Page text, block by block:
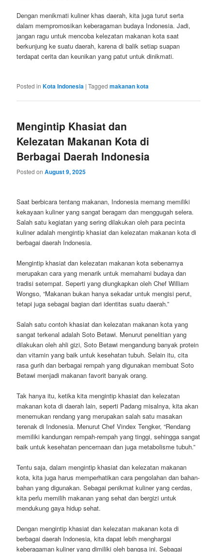
Dengan menikmati kuliner khas daerah, kita juga turut serta
dalam mempromosikan keberagaman budaya Indonesia. Jadi,
jangan ragu untuk mencoba kelezatan makanan kota saat
berkunjung ke suatu daerah, karena di balik setiap suapan
terdapat cerita dan keunikan yang patut untuk dinikmati.
Posted in Kota Indonesia |Tagged makanan kota
Mengintip Khasiat dan
Kelezatan Makanan Kota di
Berbagai Daerah Indonesia
Posted onAugust 9, 2025
Saat berbicara tentang makanan, Indonesia memang memiliki
kekayaan kuliner yang sangat beragam dan menggugah selera.
Salah satu kegiatan yang sering dilakukan oleh para pecinta
kuliner adalah mengintip khasiat dan kelezatan makanan kota di
berbagai daerah Indonesia.
Mengintip khasiat dan kelezatan makanan kota sebenarnya
merupakan cara yang menarik untuk memahami budaya dan
tradisi setempat. Seperti yang diungkapkan oleh Chef William
Wongso, “Makanan bukan hanya sekadar untuk mengisi perut,
tetapi juga sebagai bagian dari identitas suatu daerah.”
Salah satu contoh khasiat dan kelezatan makanan kota yang
sangat terkenal adalah Soto Betawi. Menurut penelitian yang
dilakukan oleh ahli gizi, Soto Betawi mengandung banyak protein
dan vitamin yang baik untuk kesehatan tubuh. Selain itu, cita
rasa gurih dan berbagai rempah yang digunakan membuat Soto
Betawi menjadi makanan favorit banyak orang.
Tak hanya itu, ketika kita mengintip khasiat dan kelezatan
makanan kota di daerah lain, seperti Padang misalnya, kita akan
menemukan rendang yang merupakan salah satu masakan
terenak di Indonesia. Menurut Chef Vindex Tengker, “Rendang
memiliki kandungan rempah-rempah yang tinggi, sehingga sangat
baik untuk kesehatan pencernaan dan juga metabolisme tubuh.”
Tentu saja, dalam mengintip khasiat dan kelezatan makanan
kota, kita juga harus memperhatikan cara pengolahan dan bahan-
bahan yang digunakan. Sebagai penikmat kuliner yang cerdas,
kita perlu memilih makanan yang sehat dan bergizi untuk
mendukung gaya hidup sehat.
Dengan mengintip khasiat dan kelezatan makanan kota di
berbagai daerah Indonesia, kita dapat lebih menghargai
keberagaman kuliner yang dimiliki oleh bangsa ini. Sebagai